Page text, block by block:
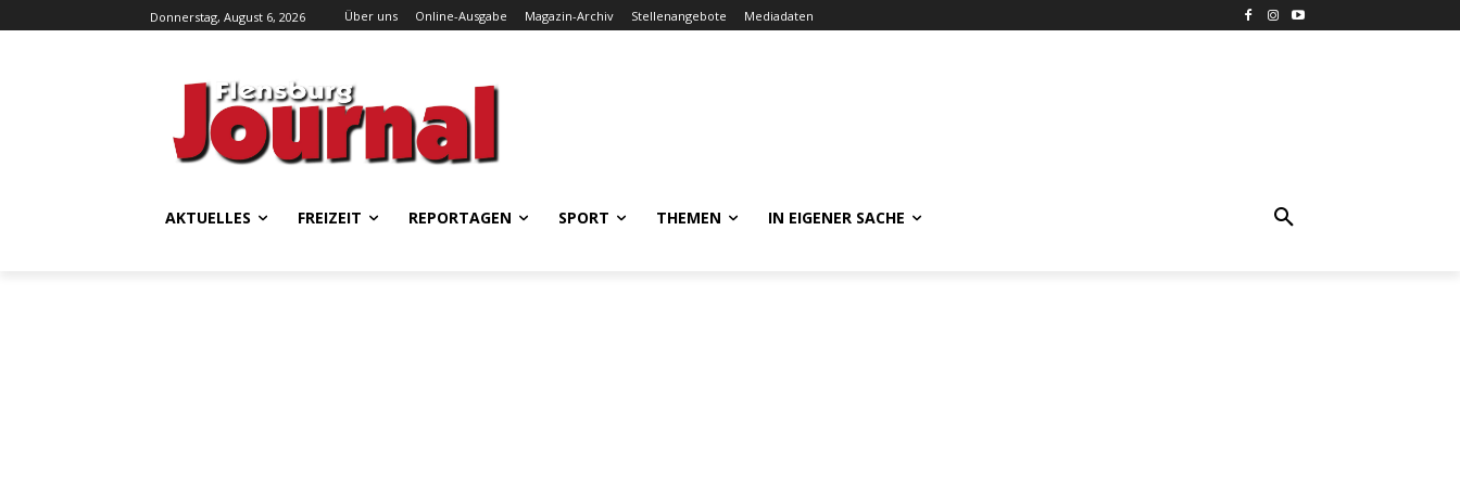
Donnerstag, August 6, 2026 Über uns Online-Ausgabe Magazin-Archiv Stellenangebote Mediadaten
AKTUELLES FREIZEIT REPORTAGEN SPORT THEMEN IN EIGENER SACHE